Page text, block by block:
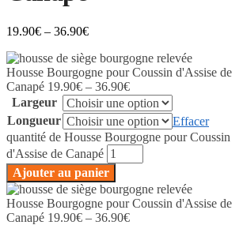
19.90€ – 36.90€
Housse Bourgogne pour Coussin d'Assise de
Canapé 19.90€ – 36.90€
Largeur
Longueur
Effacer
quantité de Housse Bourgogne pour Coussin
d'Assise de Canapé
Ajouter au panier
Housse Bourgogne pour Coussin d'Assise de
Canapé 19.90€ – 36.90€